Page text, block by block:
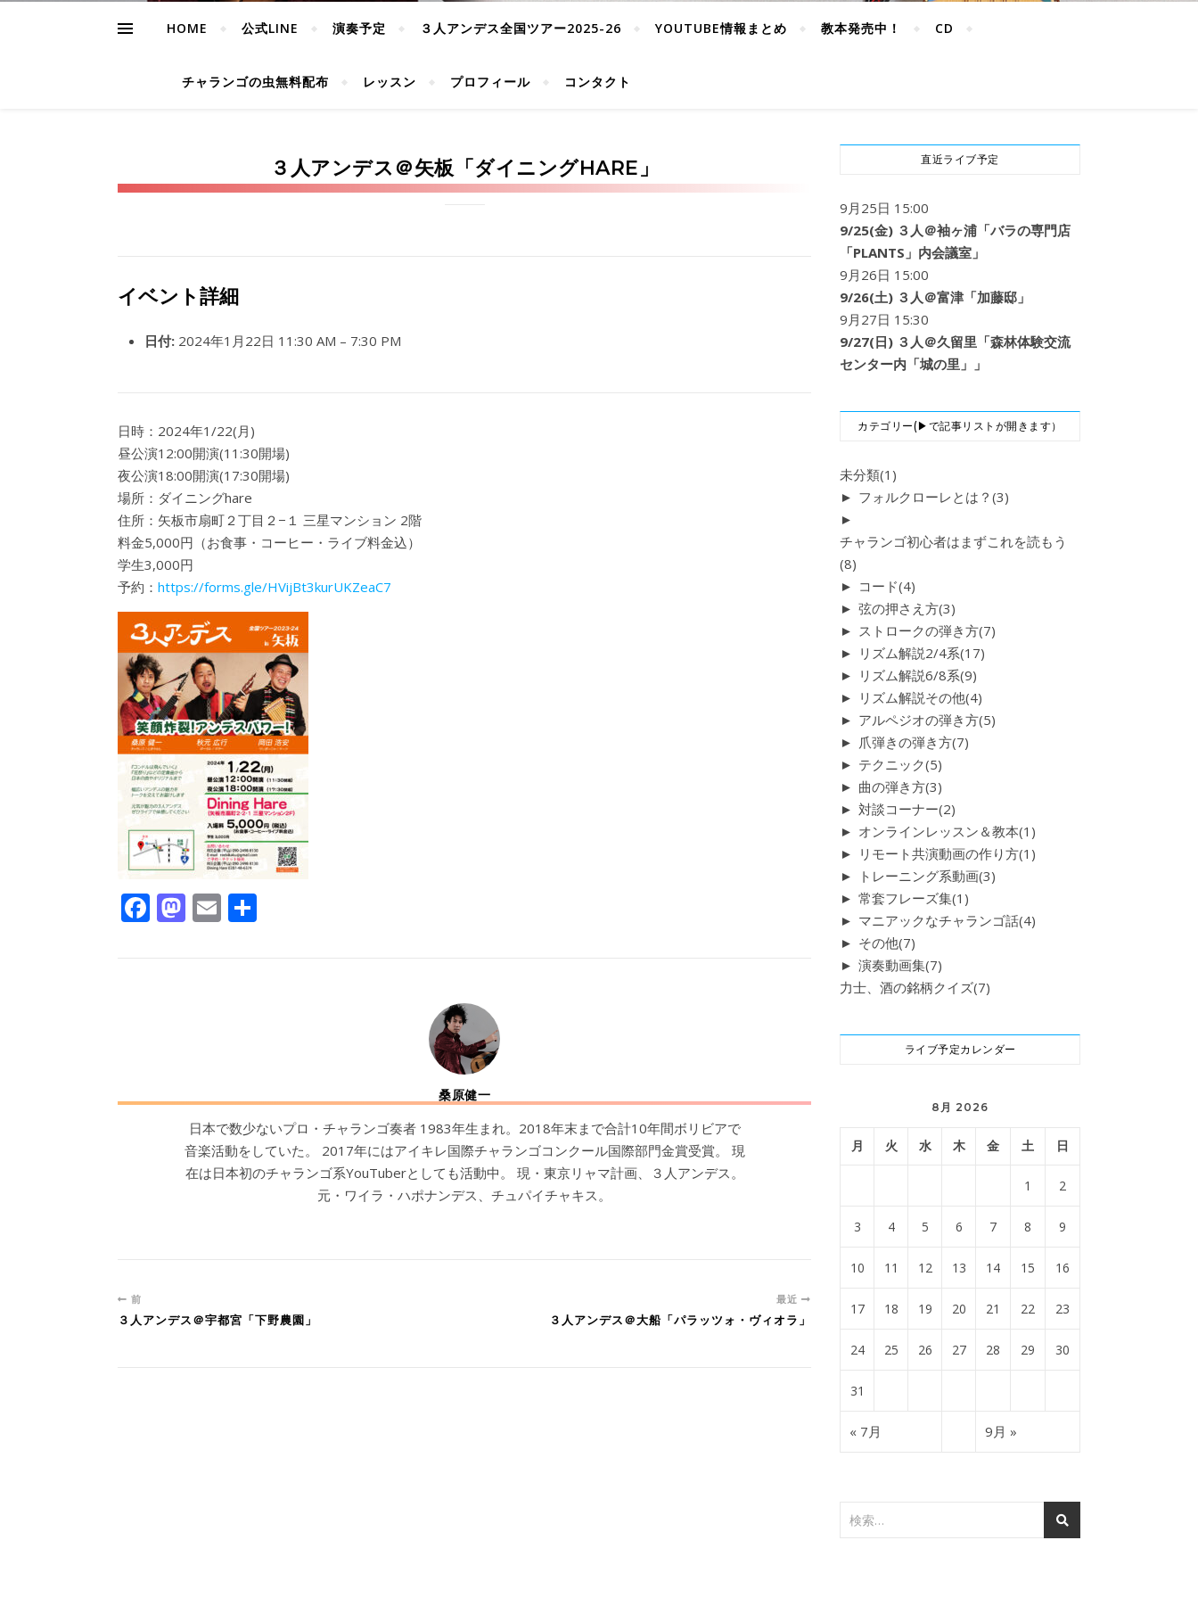
HOME 公式LINE 演奏予定 ３人アンデス全国ツアー2025-26 YOUTUBE情報まとめ 教本発売中！ CD
チャランゴの虫無料配布 レッスン プロフィール コンタクト
３人アンデス＠矢板「ダイニングHARE」
イベント詳細
日付: 2024年1月22日 11:30 AM – 7:30 PM
日時：2024年1/22(月)
昼公演12:00開演(11:30開場)
夜公演18:00開演(17:30開場)
場所：ダイニングhare
住所：矢板市扇町２丁目２−１ 三星マンション 2階
料金5,000円（お食事・コーヒー・ライブ料金込）
学生3,000円
予約： https://forms.gle/HVijBt3kurUKZeaC7
Facebook
Mastodon
Email
桑原健一
日本で数少ないプロ・チャランゴ奏者 1983年生まれ。2018年末まで合計10年間ボリビアで
音楽活動をしていた。 2017年にはアイキレ国際チャランゴコンクール国際部門金賞受賞。 現
在は日本初のチャランゴ系YouTuberとしても活動中。 現・東京リャマ計画、３人アンデス。
元・ワイラ・ハポナンデス、チュパイチャキス。
前
３人アンデス＠宇都宮「下野農園」
最近
３人アンデス＠大船「パラッツォ・ヴィオラ」
直近ライブ予定
9月25日 15:00
9/25(金) ３人＠袖ヶ浦「バラの専門店
「PLANTS」内会議室」
9月26日 15:00
9/26(土) ３人＠富津「加藤邸」
9月27日 15:30
9/27(日) ３人＠久留里「森林体験交流
センター内「城の里」」
カテゴリー(▶で記事リストが開きます）
未分類(1)
► フォルクローレとは？ (3)
►
チャランゴ初心者はまずこれを読もう
(8)
► コード(4)
► 弦の押さえ方(3)
► ストロークの弾き方(7)
► リズム解説2/4系(17)
► リズム解説6/8系(9)
► リズム解説その他(4)
► アルペジオの弾き方(5)
► 爪弾きの弾き方(7)
► テクニック(5)
► 曲の弾き方(3)
► 対談コーナー(2)
► オンラインレッスン＆教本(1)
► リモート共演動画の作り方(1)
►
トレーニング系動画(3)
► 常套フレーズ集(1)
► マニアックなチャランゴ話(4)
► その他(7)
► 演奏動画集(7)
力士、酒の銘柄クイズ(7)
ライブ予定カレンダー
8月 2026
月 火 水 木 金 土 日
1 2
3 4 5 6 7 8 9
10 11 12 13 14 15 16
17 18 19 20 21 22 23
24 25 26 27 28 29 30
31
« 7月 9月 »